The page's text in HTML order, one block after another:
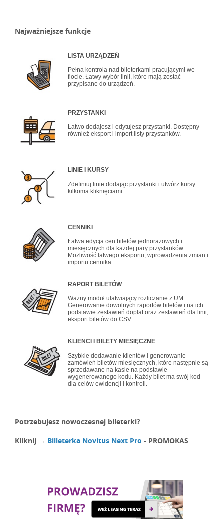
Najważniejsze funkcje
LISTA URZĄDZEŃ
Pełna kontrola nad bileterkami pracującymi we
flocie. Łatwy wybór linii, które mają zostać
przypisane do urządzeń.
PRZYSTANKI
Łatwo dodajesz i edytujesz przystanki. Dostępny
również eksport i import listy przystanków.
LINIE I KURSY
Zdefiniuj linie dodając przystanki i utwórz kursy
kilkoma kliknięciami.
CENNIKI
Łatwa edycja cen biletów jednorazowych i
miesięcznych dla każdej pary przystanków.
Możliwość łatwego eksportu, wprowadzenia zmian i
importu cennika.
RAPORT BILETÓW
Ważny moduł ułatwiający rozliczanie z UM.
Generowanie dowolnych raportów biletów i na ich
podstawie zestawień dopłat oraz zestawień dla linii,
eksport biletów do CSV.
KLIENCI I BILETY MIESIĘCZNE
Szybkie dodawanie klientów i generowanie
zamówień biletów miesięcznych, które następnie są
sprzedawane na kasie na podstawie
wygenerowanego kodu. Każdy bilet ma swój kod
dla celów ewidencji i kontroli.
Potrzebujesz nowoczesnej bileterki?
Kliknij → Billeterka Novitus Next Pro - PROMOKAS